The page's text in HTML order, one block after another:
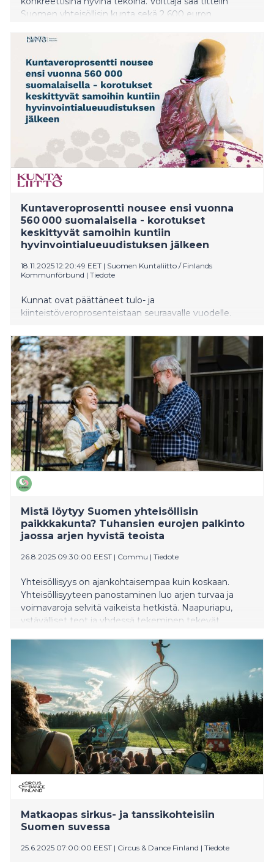
Suomen yhteisöllisin kunta sekä 2 600 euron
päättävät yhdessä. Kilpailu järjestetään nyt toista
kertaa, ja sen toteuttaa suomalainen auttamisen
sovellus Commu.
Kuntaveroprosentti nousee ensi vuonna
560 000 suomalaisella - korotukset
keskittyvät samoihin kuntiin
hyvinvointialueuudistuksen jälkeen
18.11.2025 12:20:49 EET | Suomen Kuntaliitto / Finlands
Kommunförbund | Tiedote
Kunnat ovat päättäneet tulo- ja
kiinteistöveroprosenteistaan seuraavalle vuodelle.
ja laskee 5 kuntaa. Tuloveroprosenttiaan korottavissa
kunnissa asuu noin 560 000 suomalaista, mikä on
selvästi pienempi määrä kuin tavallisesti.
Tuloveroprosentti säilyy ennallaan 265 kunnassa.
Mistä löytyy Suomen yhteisöllisin
paikkkakunta? Tuhansien eurojen palkinto
jaossa arjen hyvistä teoista
26.8.2025 09:30:00 EEST | Commu | Tiedote
Yhteisöllisyys on ajankohtaisempaa kuin koskaan.
Yhteisöllisyyteen panostaminen luo arjen turvaa ja
voimavaroja selvitä vaikeista hetkistä. Naapuriapu,
ystävälliset teot ja yhdessä tekeminen tekevät
käynnissä oleva Suomen yhteisöllisin kunta -kilpailu
nostaa esiin ne paikkakunnat, jotka panostavat hyvään
arkeen ja kantavat vastuuta yhteisöistään. Tällä
hetkellä kisaa johtaa Raaseporin kaupunki.
Matkaopas sirkus- ja tanssikohteisiin
Suomen suvessa
25.6.2025 07:00:00 EEST | Circus & Dance Finland | Tiedote